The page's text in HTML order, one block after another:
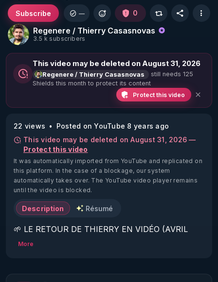
Regenere / Thierry Casasnovas
3.5 k subscribers
Subscribe — 0
This video may be deleted on August 31, 2026
Regenere / Thierry Casasnovas
still needs 125
Shields this month to protect its content
Protect this video
22 views
Posted on YouTube 8 years ago
This video may be deleted on August 31, 2026 —
Protect this video
It was automatically imported from YouTube and replicated on
this platform. In the case of a blockage, our system
automatically takes over. The YouTube video player remains
until the video is blocked.
Description Résumé
🌱 LE RETOUR DE THIERRY EN VIDÉO (AVRIL
2022)!
https://www.rgnr.fr/presentation.html
More